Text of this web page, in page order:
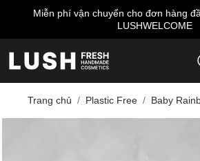
Miễn phí vận chuyển cho đơn hàng
LUSHWELCOME
Trang chủ Plastic Free Baby